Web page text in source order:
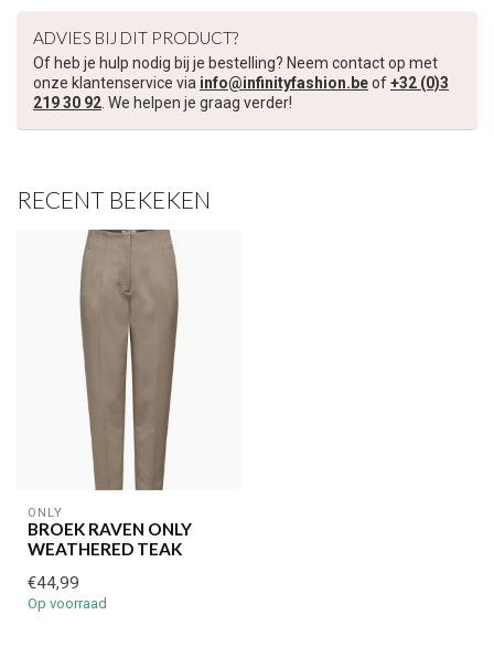
ADVIES BIJ DIT PRODUCT?
Of heb je hulp nodig bij je bestelling? Neem contact op met
onze klantenservice via info@infinityfashion.beof+32 (0)3
219 30 92. We helpen je graag verder!
RECENT BEKEKEN
ONLY
BROEK RAVEN ONLY
WEATHERED TEAK
€44,99
Op voorraad